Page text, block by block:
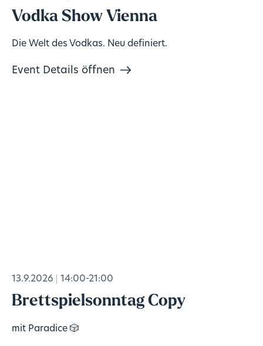
Vodka Show Vienna
Die Welt des Vodkas. Neu definiert.
Event Details öffnen
13.9.2026 14:00-21:00
Brettspielsonntag Copy
mit Paradice 🎲